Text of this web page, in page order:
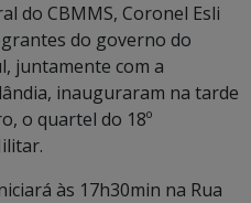
do CBMMS, Coronel Esli
do governo do
juntamente com a
inauguraram na tarde
o quartel do 18º
às 17h30min na Rua